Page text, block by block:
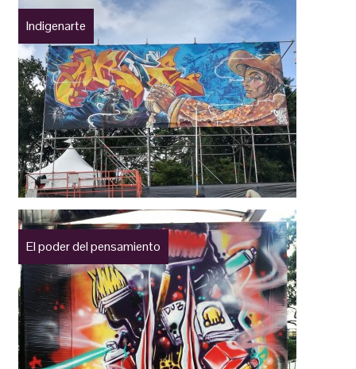
Indigenarte
El poder del pensamiento